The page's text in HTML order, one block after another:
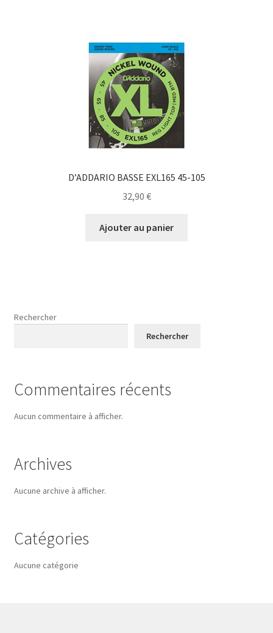
D’ADDARIO BASSE EXL165 45-105
32,90 €
Ajouter au panier
Rechercher
Rechercher
Commentaires récents
Aucun commentaire à afficher.
Archives
Aucune archive à afficher.
Catégories
Aucune catégorie